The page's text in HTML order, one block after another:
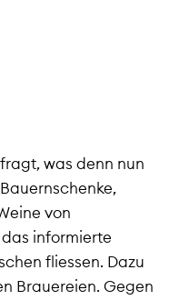
was denn nun
von
informierte
fliessen. Dazu
Brauereien. Gegen